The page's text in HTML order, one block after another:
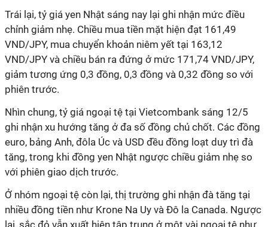
Trái lại, tỷ giá yen Nhật sáng nay lại ghi nhận mức điều
chỉnh giảm nhẹ. Chiều mua tiền mặt hiện đạt 161,49
VND/JPY, mua chuyển khoản niêm yết tại 163,12
VND/JPY và chiều bán ra đứng ở mức 171,74 VND/JPY,
giảm tương ứng 0,3 đồng, 0,3 đồng và 0,32 đồng so với
phiên trước.
Nhìn chung, tỷ giá ngoại tệ tại Vietcombank sáng 12/5
ghi nhận xu hướng tăng ở đa số đồng chủ chốt. Các đồng
euro, bảng Anh, đôla Úc và USD đều đồng loạt duy trì đà
tăng, trong khi đồng yen Nhật ngược chiều giảm nhẹ so
với phiên giao dịch trước.
Ở nhóm ngoại tệ còn lại, thị trường ghi nhận đà tăng tại
nhiều đồng tiền như Krone Na Uy và Đô la Canada. Ngược
lại, sắc đỏ vẫn xuất hiện tập trung ở một vài ngoại tệ như